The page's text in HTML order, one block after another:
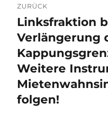
ZURÜCK
Vorheriger
Beitrag:
Linksfraktion
Verlängerung
Weitere
folgen!